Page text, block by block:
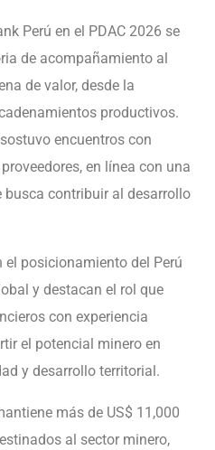
Perú en el PDAC 2026 se
de acompañamiento al
de valor, desde la
productivos.
encuentros con
en línea con una
contribuir al desarrollo
el posicionamiento del Perú
y destacan el rol que
con experiencia
el potencial minero en
y desarrollo territorial.
más de US$ 11,000
al sector minero,